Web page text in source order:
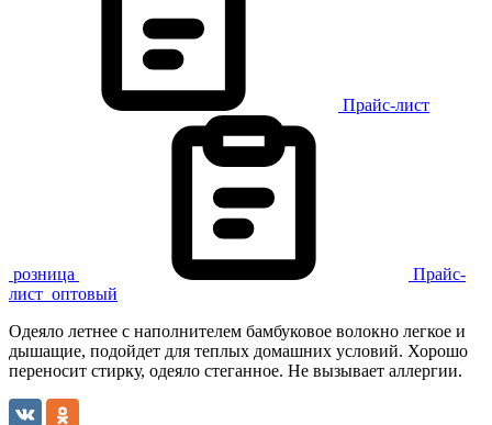
Прайс-лист
розница
Прайс-
лист оптовый
Одеяло летнее с наполнителем бамбуковое волокно легкое и
дышащие, подойдет для теплых домашних условий. Хорошо
переносит стирку, одеяло стеганное. Не вызывает аллергии.